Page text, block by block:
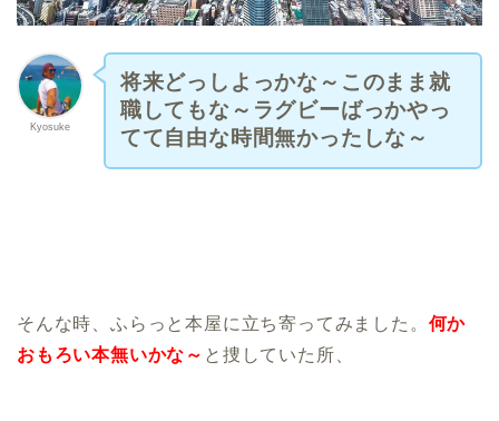
Kyosuke
将来どっしよっかな～このまま就
職してもな～ラグビーばっかやっ
てて自由な時間無かったしな～
そんな時、ふらっと本屋に立ち寄ってみました。 何か
おもろい本無いかな～ と捜していた所、